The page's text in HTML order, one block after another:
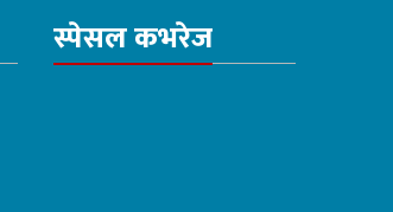
स्पेसल कभरेज